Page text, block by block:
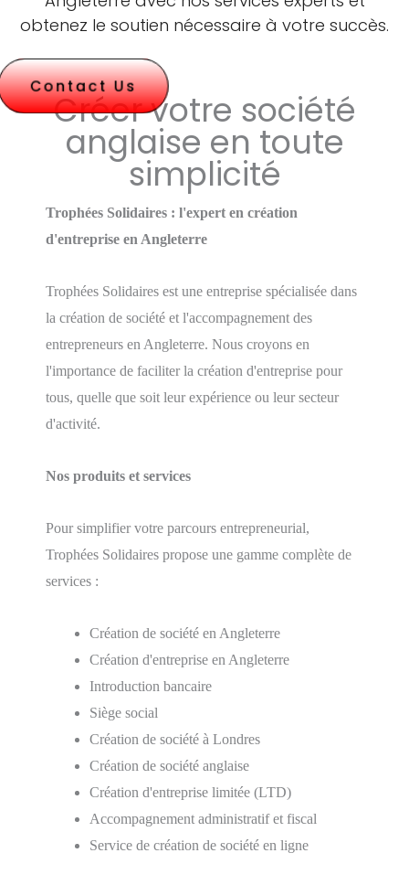
obtenez le soutien nécessaire à votre succès.
Contact Us
Créer votre société
anglaise en toute
simplicité
Trophées Solidaires : l'expert en création
d'entreprise en Angleterre
Trophées Solidaires est une entreprise spécialisée dans
la création de société et l'accompagnement des
entrepreneurs en Angleterre. Nous croyons en
l'importance de faciliter la création d'entreprise pour
tous, quelle que soit leur expérience ou leur secteur
d'activité.
Nos produits et services
Pour simplifier votre parcours entrepreneurial,
Trophées Solidaires propose une gamme complète de
services :
Création de société en Angleterre
Création d'entreprise en Angleterre
Introduction bancaire
Siège social
Création de société à Londres
Création de société anglaise
Création d'entreprise limitée (LTD)
Accompagnement administratif et fiscal
Service de création de société en ligne